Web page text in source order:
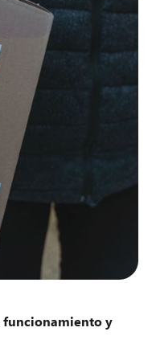
funcionamiento y